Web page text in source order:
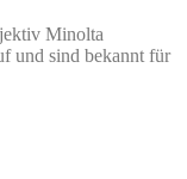
Minolta
und sind bekannt für